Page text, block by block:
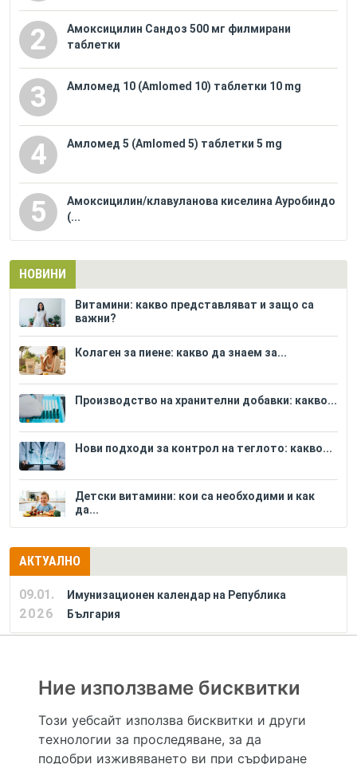
2
Амоксицилин Сандоз 500 мг филмирани
таблетки
3 Амломед 10 (Amlomed 10) таблетки 10 mg
4 Амломед 5 (Amlomed 5) таблетки 5 mg
5
Амоксицилин/клавуланова киселина Ауробиндо
(...
НОВИНИ
Витамини: какво представляват и защо са
важни?
Колаген за пиене: какво да знаем за...
Производство на хранителни добавки: какво...
Нови подходи за контрол на теглото: какво...
Детски витамини: кои са необходими и как
да...
АКТУАЛНО
09.01.
2026
Имунизационен календар на Република
България
Hapche.bg НЕ е медицински, зравен или сроден специалист и НЕ дава медицински
консултации и здравни съвети. Hapche.bg НЕ се явява медицинска услуга и НЕ
осигурява диагноза и лечение. Hapche.bg НЕ препоръчва медицински и други здравни и
Ние използваме бисквитки
Този уебсайт използва бисквитки и други
технологии за проследяване, за да
подобри изживяването ви при сърфиране